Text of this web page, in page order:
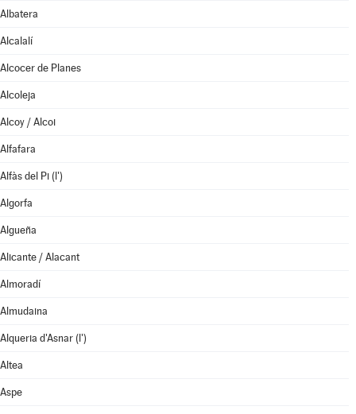
Albatera
Alcalalí
Alcocer de Planes
Alcoleja
Alcoy / Alcoi
Alfafara
Alfàs del Pi (l')
Algorfa
Algueña
Alicante / Alacant
Almoradí
Almudaina
Alqueria d'Asnar (l')
Altea
Aspe